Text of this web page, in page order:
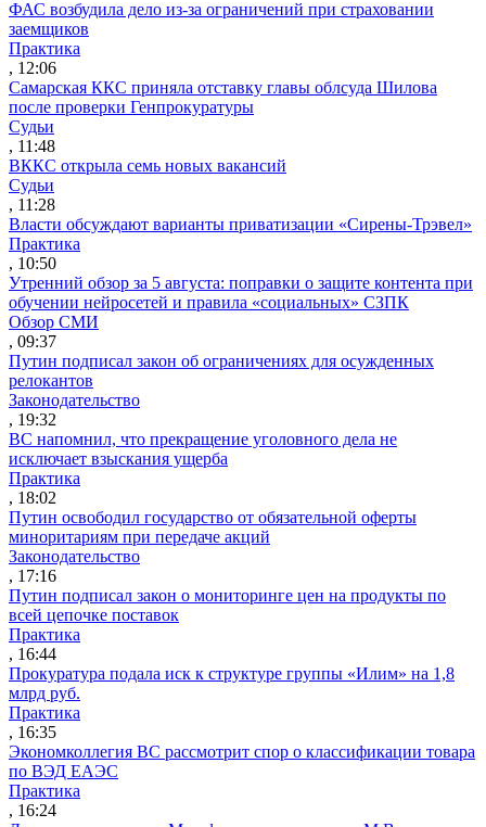
ФАС возбудила дело из-за ограничений при страховании
заемщиков
Практика
, 12:06
Самарская ККС приняла отставку главы облсуда Шилова
после проверки Генпрокуратуры
Судьи
, 11:48
ВККС открыла семь новых вакансий
Судьи
, 11:28
Власти обсуждают варианты приватизации «Сирены-Трэвел»
Практика
, 10:50
Утренний обзор за 5 августа: поправки о защите контента при
обучении нейросетей и правила «социальных» СЗПК
Обзор СМИ
, 09:37
Путин подписал закон об ограничениях для осужденных
релокантов
Законодательство
, 19:32
ВС напомнил, что прекращение уголовного дела не
исключает взыскания ущерба
Практика
, 18:02
Путин освободил государство от обязательной оферты
миноритариям при передаче акций
Законодательство
, 17:16
Путин подписал закон о мониторинге цен на продукты по
всей цепочке поставок
Практика
, 16:44
Прокуратура подала иск к структуре группы «Илим» на 1,8
млрд руб.
Практика
, 16:35
Экономколлегия ВС рассмотрит спор о классификации товара
по ВЭД ЕАЭС
Практика
, 16:24